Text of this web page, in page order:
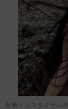
有希インスタグラム